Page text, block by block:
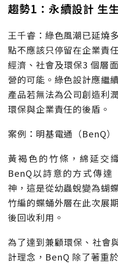
趨勢1：永續設計 生
王千睿：綠色風潮已延燒
點不應該只停留在企業責
經濟、社會及環保3 個層
營的可能。綠色設計應繼
產品若無法為公司創造利
環保與企業責任的後盾。
案例：明基電通（BenQ）
黃褐色的竹條，綿延交
BenQ以詩意的方式傳達
神，這是從幼蟲蛻變為蝴
竹編的蝶蛹外層在此次展
後回收利用。
為了達到兼顧環保、社會
計理念，BenQ 除了著重